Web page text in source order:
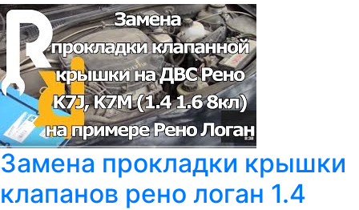
Замена прокладки крышки
клапанов рено логан 1.4